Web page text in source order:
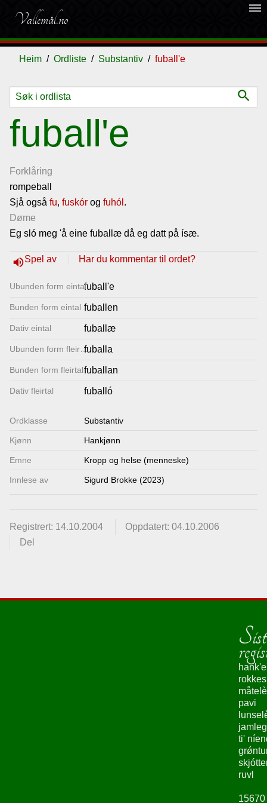
Vallemål.no
dehaze
Heim Ordliste Substantiv fuball'e
search
fuball'e
Forklåring
rompeball
Sjå også fu, fuskór og fuhól .
Døme
Eg sló meg 'å eine fuballæ då eg datt på ísæ.
volume_upSpel av Har du kommentar til ordet?
Ubunden form eintalfuball'e
Bunden form eintal fuballen
Dativ eintal fuballæ
Ubunden form fleirtal
fuballa
Bunden form fleirtalfuballan
Dativ fleirtal fuballó
Ordklasse Substantiv
Kjønn Hankjønn
Emne Kropp og helse (menneske)
Innlese av Sigurd Brokke (2023)
Registrert: 14.10.2004
Oppdatert: 04.10.2006
Del
Ordliste
Om
vallemålet
Gjestebok
Lenkjer
Kontakt
oss
hank'e
pavi
ti'
ruvl
15670